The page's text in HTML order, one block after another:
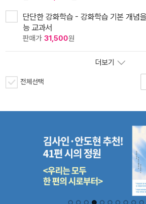
단단한 강화학습 - 강화학습 기본 개념
능 교과서
판매가 31,500원
더보기
전체선택